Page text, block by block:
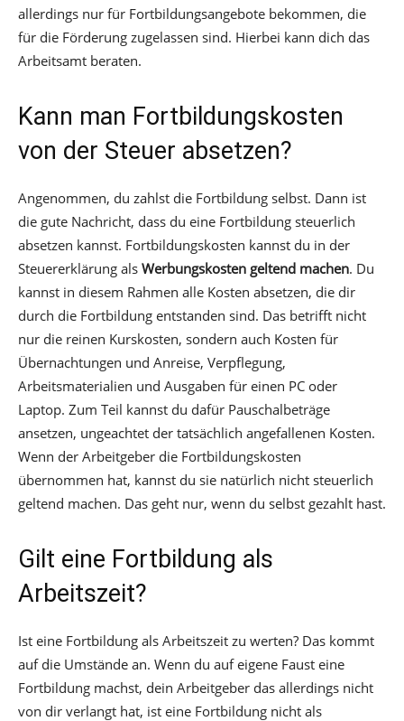
allerdings nur für Fortbildungsangebote bekommen, die
für die Förderung zugelassen sind. Hierbei kann dich das
Arbeitsamt beraten.
Kann man Fortbildungskosten
von der Steuer absetzen?
Angenommen, du zahlst die Fortbildung selbst. Dann ist
die gute Nachricht, dass du eine Fortbildung steuerlich
absetzen kannst. Fortbildungskosten kannst du in der
Steuererklärung als Werbungskosten geltend machen. Du
kannst in diesem Rahmen alle Kosten absetzen, die dir
durch die Fortbildung entstanden sind. Das betrifft nicht
nur die reinen Kurskosten, sondern auch Kosten für
Übernachtungen und Anreise, Verpflegung,
Arbeitsmaterialien und Ausgaben für einen PC oder
Laptop. Zum Teil kannst du dafür Pauschalbeträge
ansetzen, ungeachtet der tatsächlich angefallenen Kosten.
Wenn der Arbeitgeber die Fortbildungskosten
übernommen hat, kannst du sie natürlich nicht steuerlich
geltend machen. Das geht nur, wenn du selbst gezahlt hast.
Gilt eine Fortbildung als
Arbeitszeit?
Ist eine Fortbildung als Arbeitszeit zu werten? Das kommt
auf die Umstände an. Wenn du auf eigene Faust eine
Fortbildung machst, dein Arbeitgeber das allerdings nicht
von dir verlangt hat, ist eine Fortbildung nicht als